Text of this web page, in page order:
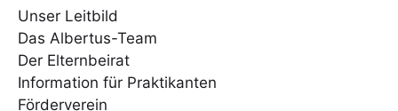
Unser Leitbild
Das Albertus-Team
Der Elternbeirat
Information für Praktikanten
Förderverein